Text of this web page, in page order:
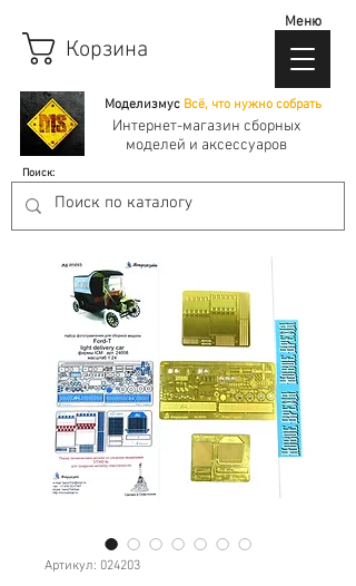
Моделизмус Всё, что нужно собрать
Корзина
Интернет-магазин сборных
моделей и аксессуаров
Поиск:
Меню
Артикул: 024203